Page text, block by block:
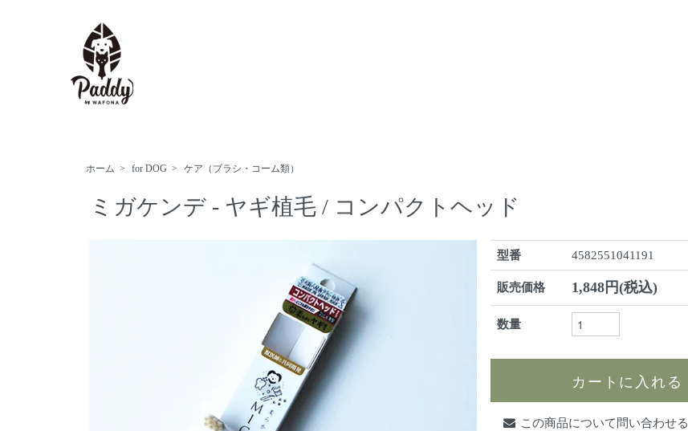
ホーム > for DOG > ケア（ブラシ・コーム類）
ミガケンデ - ヤギ植毛 / コンパクトヘッド
型番 4582551041191
販売価格 1,848円(税込)
数量
この商品について問い合わせる